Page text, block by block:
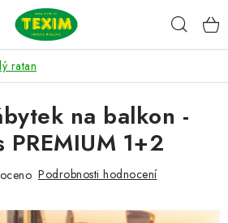
ratan
na balkon -
1+2
Podrobnosti hodnocení